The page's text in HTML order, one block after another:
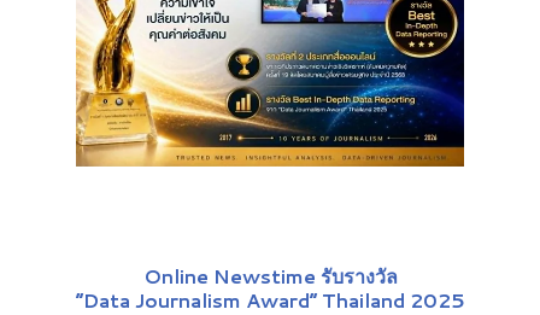
Online Newstime รับรางวัล
“Data Journalism Award” Thailand 2025